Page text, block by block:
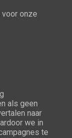
onze
als geen
naar
we in
te